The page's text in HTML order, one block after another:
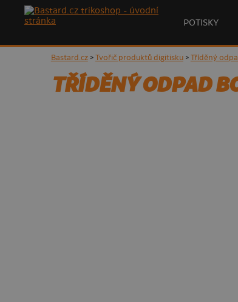
POTISKY
Bastard.cz> Tvořič produktů digitisku> Tříděný
TŘÍDĚNÝ ODPAD